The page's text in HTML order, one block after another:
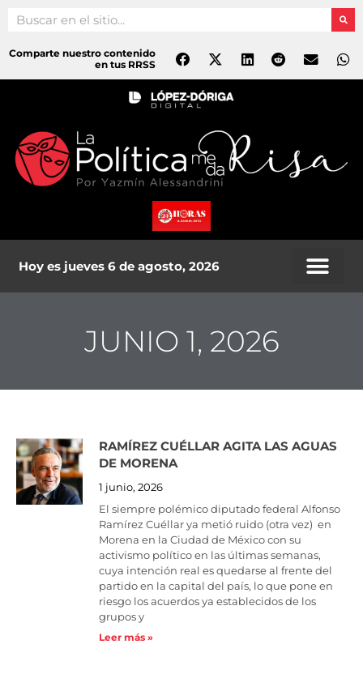
contenido
Search
Comparte nuestro contenido
en tus RRSS
Hoy es jueves 6 de agosto, 2026
JUNIO 1, 2026
RAMÍREZ CUÉLLAR AGITA LAS AGUAS
DE MORENA
1 junio, 2026
El siempre polémico diputado federal Alfonso
Ramírez Cuéllar ya metió ruido (otra vez) en
Morena en la Ciudad de México con su
activismo político en las últimas semanas,
cuya intención real es quedarse al frente del
partido en la capital del país, lo que pone en
riesgo los acuerdos ya establecidos de los
grupos y
Leer más »
PagePage